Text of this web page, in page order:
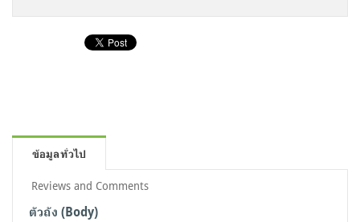
ข้อมูลทั่วไป
Reviews and Comments
ตัวถัง (Body)